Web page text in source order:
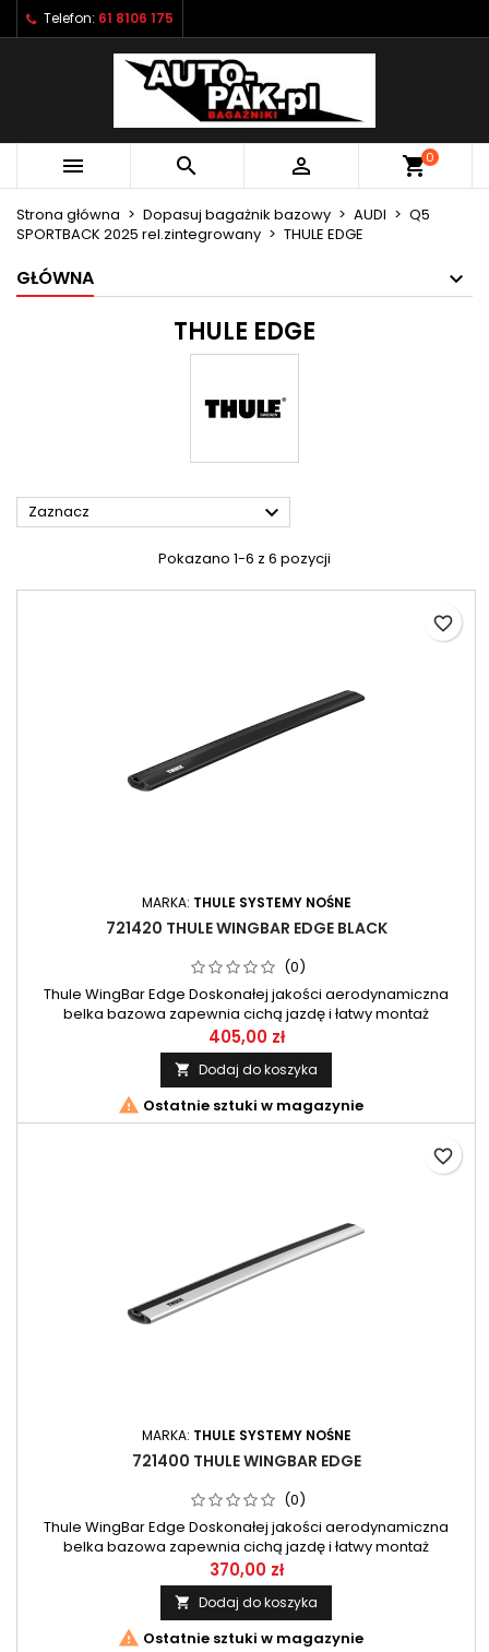
Telefon: 61 8106 175
   shopping_cart0
Strona główna Dopasuj bagażnik bazowy AUDI
Q5
SPORTBACK 2025 rel.zintegrowany
THULE EDGE
GŁÓWNA
THULE EDGE
Zaznacz 
Pokazano 1-6 z 6 pozycji
MARKA: THULE SYSTEMY NOŚNE
721420 THULE WINGBAR EDGE BLACK
(0)
Thule WingBar Edge Doskonałej jakości aerodynamiczna
belka bazowa zapewnia cichą jazdę i łatwy montaż
akcesoriów. 1 szt
405,00 zł
 Dodaj do koszyka
 Ostatnie sztuki w magazynie
favorite_border
MARKA: THULE SYSTEMY NOŚNE
721400 THULE WINGBAR EDGE
(0)
Thule WingBar Edge Doskonałej jakości aerodynamiczna
belka bazowa zapewnia cichą jazdę i łatwy montaż
akcesoriów. 1 szt
370,00 zł
 Dodaj do koszyka
 Ostatnie sztuki w magazynie
favorite_border
Moje listy życzeń ×
Utwórz nową listę
((modalTitle)) ×
((confirmMessage))
((cancelText)) ((modalDeleteText))
Utwórz listę życzeń ×
Nazwa listy życzeń
Anuluj Utwórz listę życzeń
Zaloguj się ×
Musisz być zalogowany by zapisać produkty na
swojej liście życzeń.
Anuluj Zaloguj się